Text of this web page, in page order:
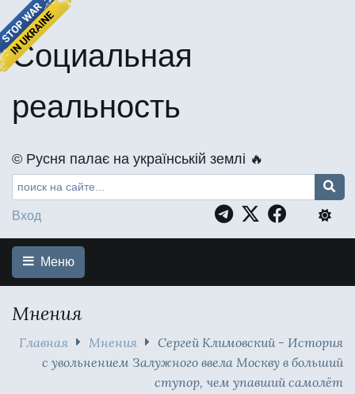
Социальная
реальность
©️ Русня палає на українській землі 🔥
Вход
Меню
Мнения
Главная Мнения
Сергей Климовский - История
с увольнением Залужного ввела Москву в больший
ступор, чем упавший самолёт